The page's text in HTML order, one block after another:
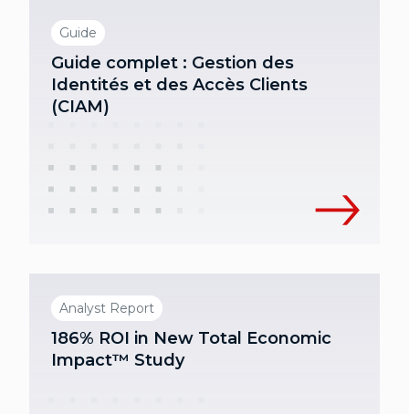
Guide
Guide complet : Gestion des
Identités et des Accès Clients
(CIAM)
Analyst Report
186% ROI in New Total Economic
Impact™ Study